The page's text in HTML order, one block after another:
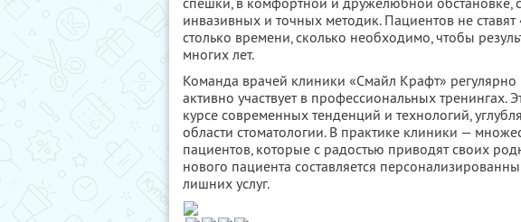
инвазивных и точных методик. Пациентов не
столько времени, сколько необходимо, чтобы
многих лет.
Команда врачей клиники «Смайл Крафт»
активно участвует в профессиональных тренингах.
курсе современных тенденций и технологий,
области стоматологии. В практике клиники —
пациентов, которые с радостью приводят своих
нового пациента составляется
лишних услуг.